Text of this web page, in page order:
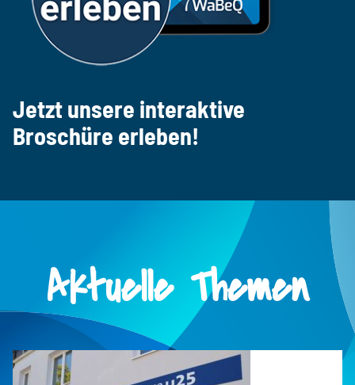
Jetzt unsere interaktive
Broschüre erleben!
Aktuelle Themen